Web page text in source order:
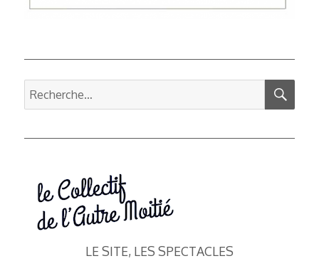
Recherche
pour :
LE SITE, LES SPECTACLES